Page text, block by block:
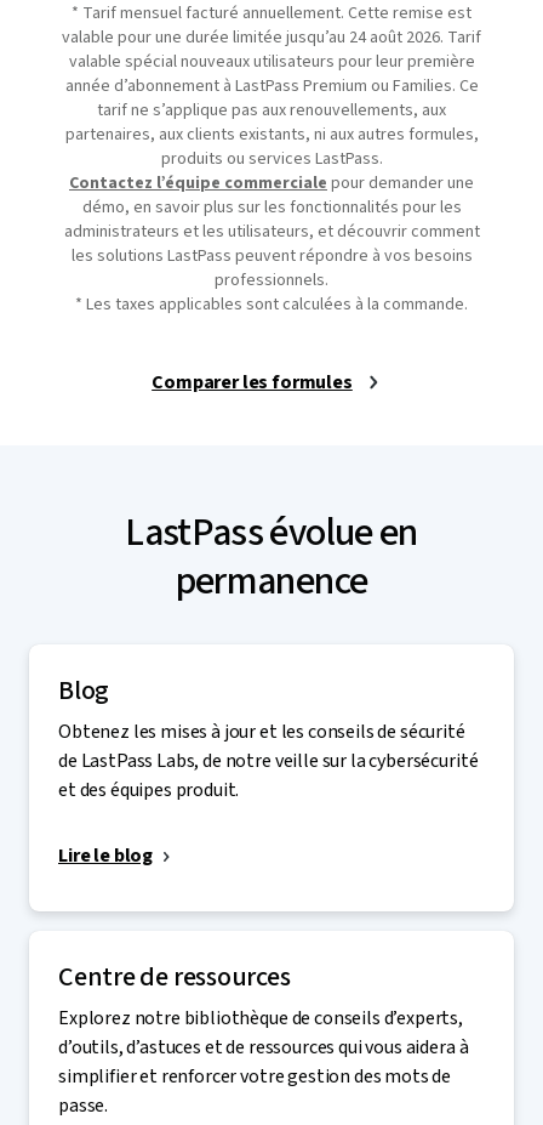
* Tarif mensuel facturé annuellement. Cette remise est
valable pour une durée limitée jusqu’au 24 août 2026. Tarif
valable spécial nouveaux utilisateurs pour leur première
année d’abonnement à LastPass Premium ou Families. Ce
tarif ne s’applique pas aux renouvellements, aux
partenaires, aux clients existants, ni aux autres formules,
produits ou services LastPass.
Contactez l’équipe commercialepour demander une
démo, en savoir plus sur les fonctionnalités pour les
administrateurs et les utilisateurs, et découvrir comment
les solutions LastPass peuvent répondre à vos besoins
professionnels.
* Les taxes applicables sont calculées à la commande.
Comparer les formules
LastPass évolue en
permanence
Blog
Obtenez les mises à jour et les conseils de sécurité
de LastPass Labs, de notre veille sur la cybersécurité
et des équipes produit.
Lire le blog
Centre de ressources
Explorez notre bibliothèque de conseils d’experts,
d’outils, d’astuces et de ressources qui vous aidera à
simplifier et renforcer votre gestion des mots de
passe.